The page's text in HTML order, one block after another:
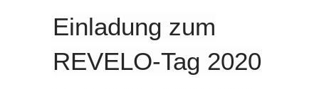
Einladung zum
REVELO-Tag 2020